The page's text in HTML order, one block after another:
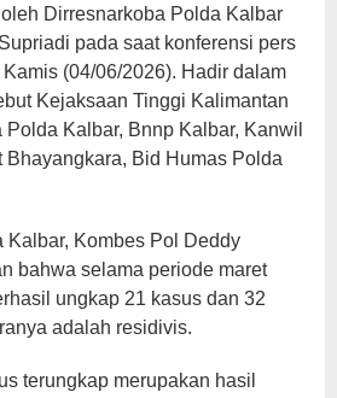
Dirresnarkoba Polda Kalbar
pada saat konferensi pers
(04/06/2026). Hadir dalam
Kejaksaan Tinggi Kalimantan
Polda Kalbar, Bnnp Kalbar, Kanwil
Bhayangkara, Bid Humas Polda
Kalbar, Kombes Pol Deddy
bahwa selama periode maret
ungkap 21 kasus dan 32
adalah residivis.
terungkap merupakan hasil